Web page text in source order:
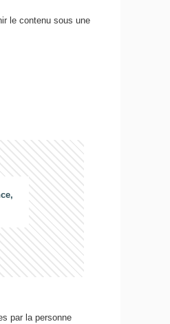
le contenu sous une
par la personne